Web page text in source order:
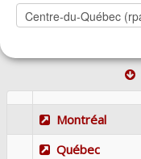
Montréal
Québec